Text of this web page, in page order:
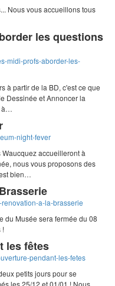
Nous vous accueillons tous
les questions
midi-profs-aborder-les-
à partir de la BD, c'est ce que
Dessinée et Annoncer la
à…
night-fever
accueilleront à
nous vous proposons des
bien…
a-la-brasserie
du Musée sera fermée du 08
!
les fêtes
pendant-les-fetes
petits jours pour se
les 25/12 et 01/01 ! Nous